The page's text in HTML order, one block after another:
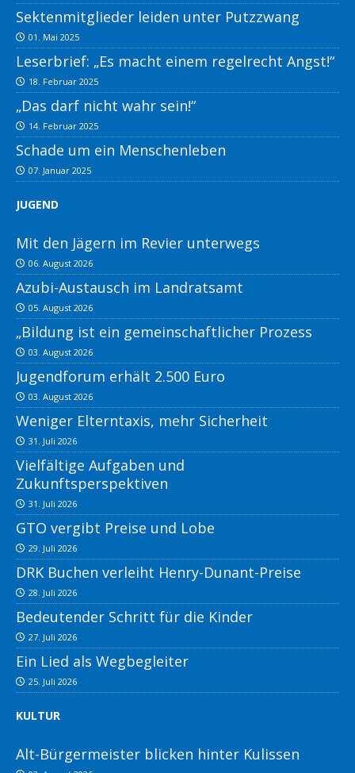
Sektenmitglieder leiden unter Putzzwang
01. Mai 2025
Leserbrief: „Es macht einem regelrecht Angst!“
18. Februar 2025
„Das darf nicht wahr sein!“
14. Februar 2025
Schade um ein Menschenleben
07. Januar 2025
JUGEND
Mit den Jägern im Revier unterwegs
06. August 2026
Azubi-Austausch im Landratsamt
05. August 2026
„Bildung ist ein gemeinschaftlicher Prozess
03. August 2026
Jugendforum erhält 2.500 Euro
03. August 2026
Weniger Elterntaxis, mehr Sicherheit
31. Juli 2026
Vielfältige Aufgaben und
Zukunftsperspektiven
31. Juli 2026
GTO vergibt Preise und Lobe
29. Juli 2026
DRK Buchen verleiht Henry-Dunant-Preise
28. Juli 2026
Bedeutender Schritt für die Kinder
27. Juli 2026
Ein Lied als Wegbegleiter
25. Juli 2026
KULTUR
Alt-Bürgermeister blicken hinter Kulissen